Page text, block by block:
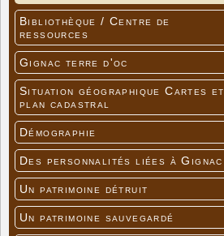
Bibliothèque / Centre de
ressources
Gignac terre d'oc
Situation géographique Cartes et
plan cadastral
Démographie
Des personnalités liées à Gignac
Un patrimoine détruit
Un patrimoine sauvegardé